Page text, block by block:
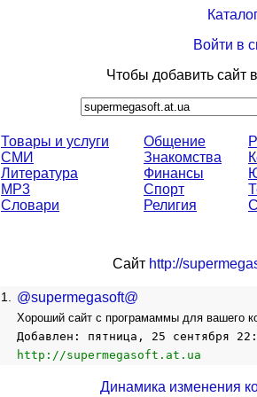
Войти в
Чтобы добавить сайт
Товары и услуги
СМИ
Литература
MP3
Словари
Общение
Знакомства
Финансы
Спорт
Религия
Сайт http://
1. @supermegasoft@
Хороший сайт с програмаммы для вашего
Добавлен: пятница, 25 сентября
http://supermegasoft.at.ua
Динамика изменения